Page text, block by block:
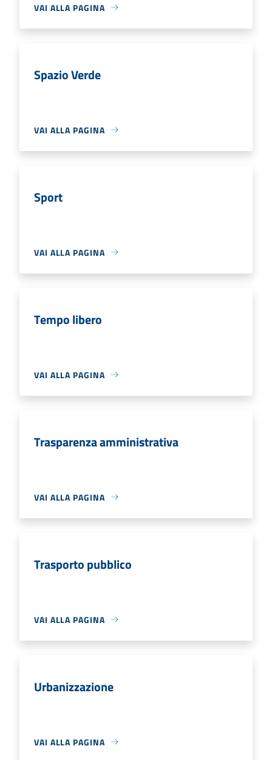
VAI ALLA PAGINA
Spazio Verde
VAI ALLA PAGINA
Sport
VAI ALLA PAGINA
Tempo libero
VAI ALLA PAGINA
Trasparenza amministrativa
VAI ALLA PAGINA
Trasporto pubblico
VAI ALLA PAGINA
Urbanizzazione
VAI ALLA PAGINA